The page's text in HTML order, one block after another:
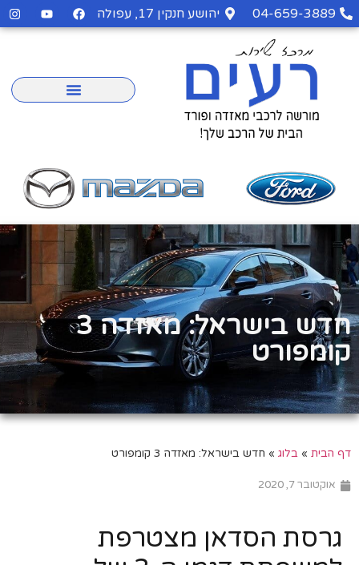
04-659-3889 יהושע חנקין 17, עפולה
חדש בישראל: מאזדה 3
קומפורט
דף הבית » בלוג » חדש בישראל: מאזדה 3 קומפורט
אוקטובר 7, 2020
גרסת הסדאן מצטרפת